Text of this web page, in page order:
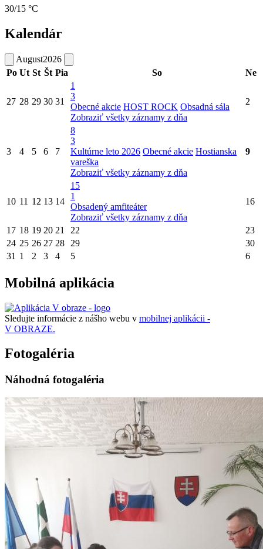
30/15 °C
Kalendár
August2026
Po Ut St Št Pia So Ne
27 28 29 30 31
1
3
Obecné akcie HOST ROCK Obsadná sála
Zobraziť všetky záznamy z dňa
2
3 4 5 6 7
8
3
Kultúrne leto 2026 Obecné akcie Hostianska
vareška
Zobraziť všetky záznamy z dňa
9
10 11 12 13 14
15
1
Obsadený amfiteáter
Zobraziť všetky záznamy z dňa
16
17 18 19 20 21 22
23
24 25 26 27 28 29
30
31 1 2 3 4 5 6
Mobilná aplikácia
Sledujte informácie z nášho webu v mobilnej aplikácii -
V OBRAZE.
Fotogaléria
Náhodná fotogaléria